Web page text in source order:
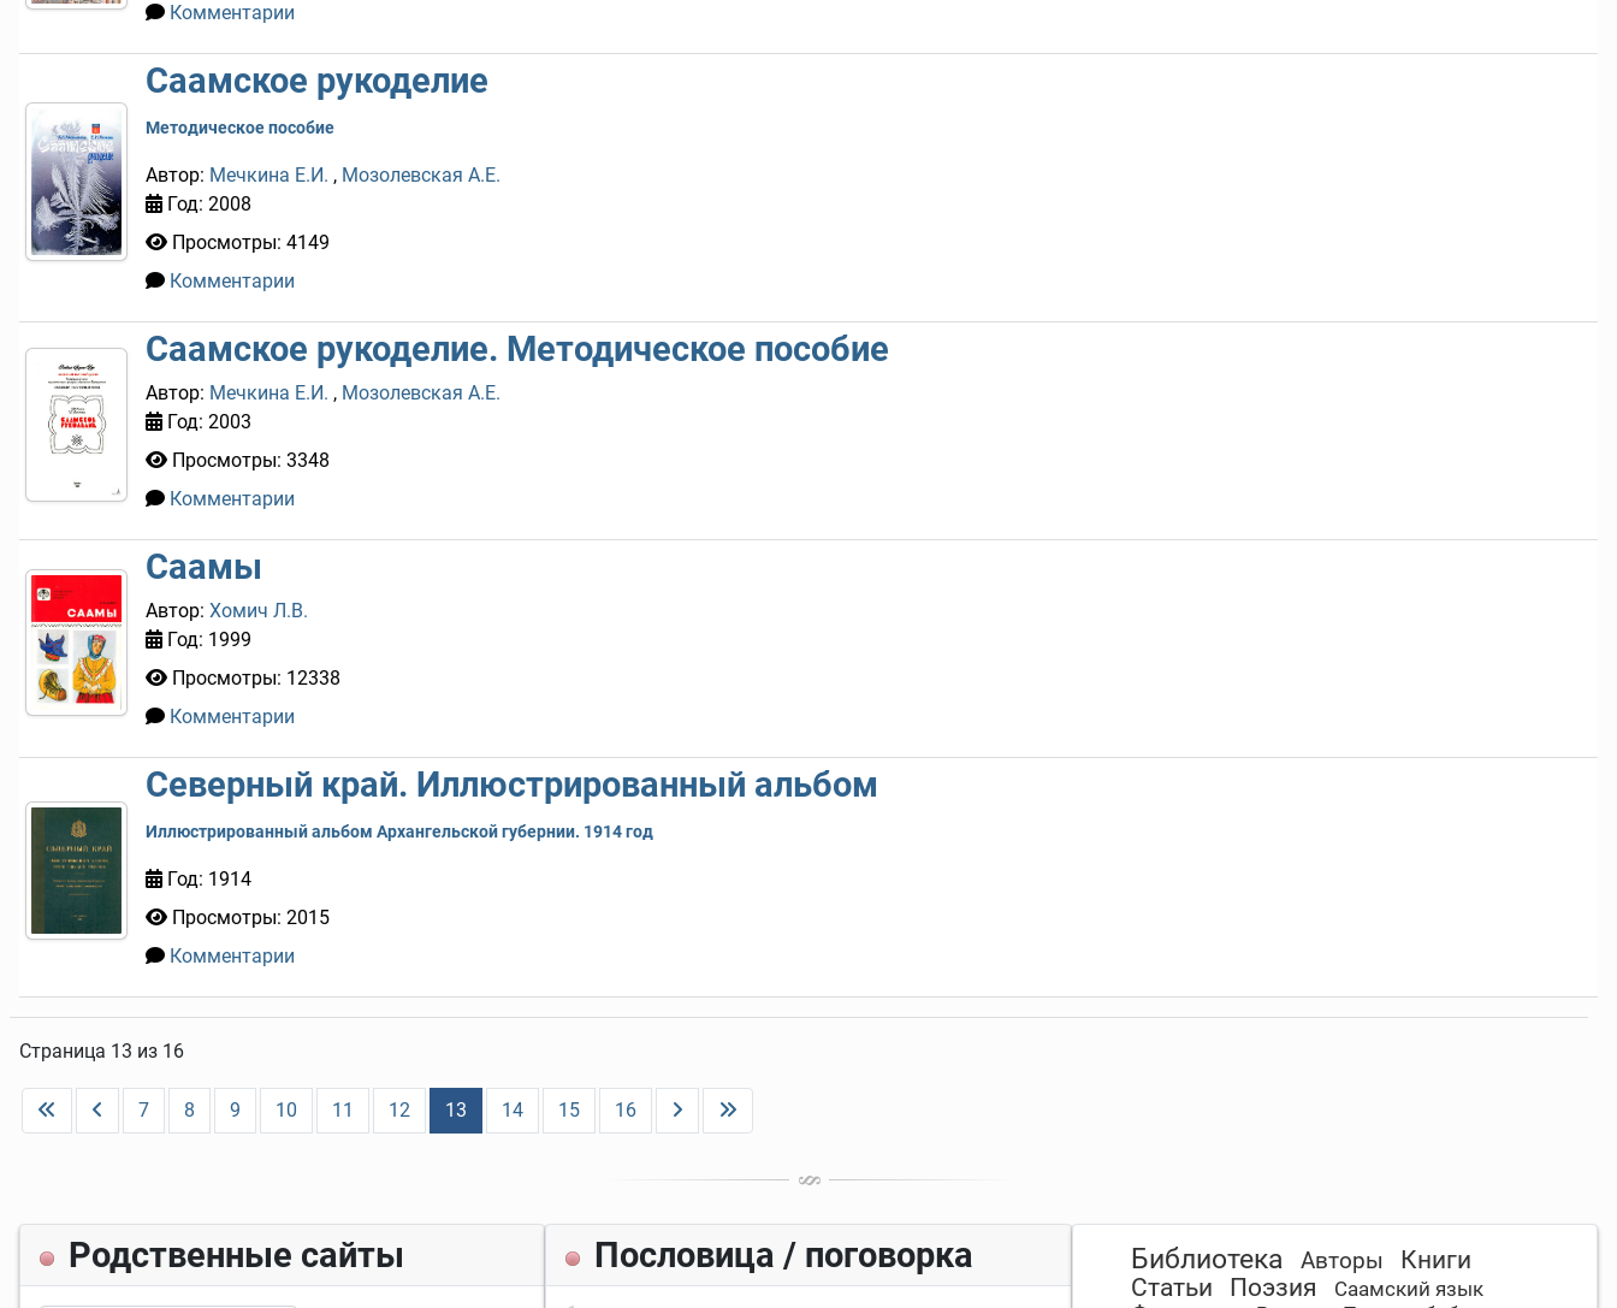
Комментарии
Саамское рукоделие
Методическое пособие
Автор: Мечкина Е.И. , Мозолевская А.Е.
Год: 2008
Просмотры: 4149
Комментарии
Саамское рукоделие. Методическое пособие
Автор: Мечкина Е.И. , Мозолевская А.Е.
Год: 2003
Просмотры: 3348
Комментарии
Саамы
Автор: Хомич Л.В.
Год: 1999
Просмотры: 12338
Комментарии
Северный край. Иллюстрированный альбом
Иллюстрированный альбом Архангельской губернии. 1914 год
Год: 1914
Просмотры: 2015
Комментарии
Страница 13 из 16
7 8 9 10 11 12 13 14 15 16
Родственные сайты Пословица / поговорка Библиотека Авторы
Книги
Статьи
Поэзия Саамский язык